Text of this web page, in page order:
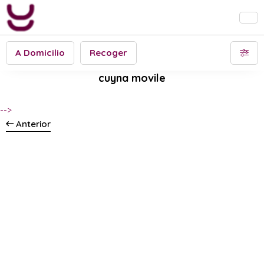
A Domicilio Recoger
cuyna movile
-->
Anterior